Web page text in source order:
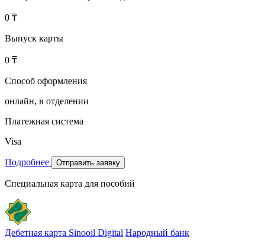
0 ₸
Выпуск карты
0 ₸
Способ оформления
онлайн, в отделении
Платежная система
Visa
Подробнее Отправить заявку
Специальная карта для пособий
Дебетная карта Sinooil Digital Народный банк